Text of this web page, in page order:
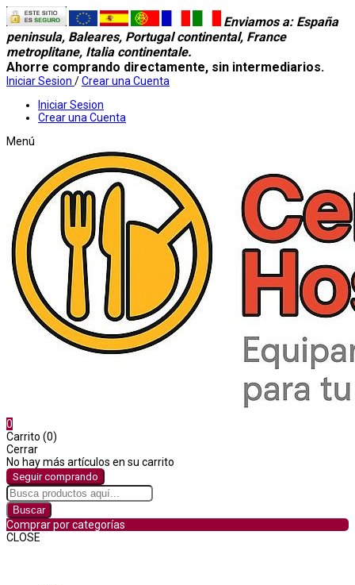
Enviamos a: España
peninsula, Baleares, Portugal continental, France
metroplitane, Italia continentale.
Ahorre comprando directamente, sin intermediarios.
Iniciar Sesion /Crear una Cuenta
Iniciar Sesion
Crear una Cuenta
Menú
0
Carrito (0)
Cerrar
No hay más artículos en su carrito
Seguir comprando
Buscar
Comprar por categorías
CLOSE